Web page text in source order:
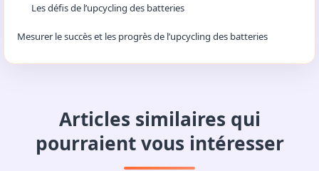
Les défis de l’upcycling des batteries
Mesurer le succès et les progrès de l’upcycling des batteries
Articles similaires qui
pourraient vous intéresser